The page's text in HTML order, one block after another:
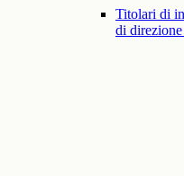
Titolari di
di